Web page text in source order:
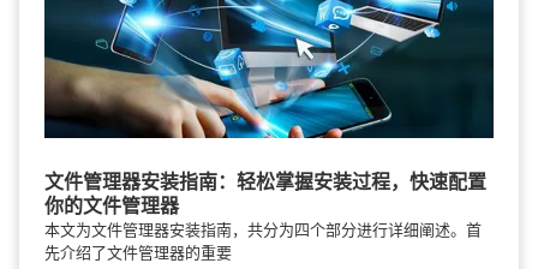
文件管理器安装指南：轻松掌握安装过程，快速配置
你的文件管理器
本文为文件管理器安装指南，共分为四个部分进行详细阐述。首
先介绍了文件管理器的重要